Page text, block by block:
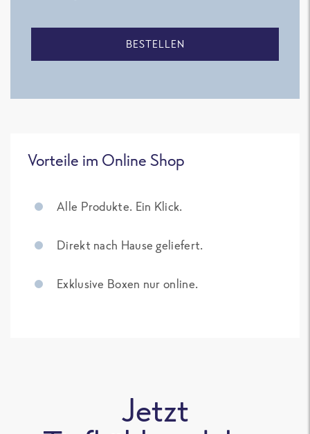
BESTELLEN
Vorteile im Online Shop
Alle Produkte. Ein Klick.
Direkt nach Hause geliefert.
Exklusive Boxen nur online.
Jetzt